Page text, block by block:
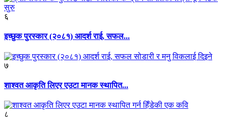
६
इच्छुक पुरस्कार (२०८१) आदर्श राई, सफल...
७
शाश्वत आकृति लिएर एउटा मानक स्थापित...
८